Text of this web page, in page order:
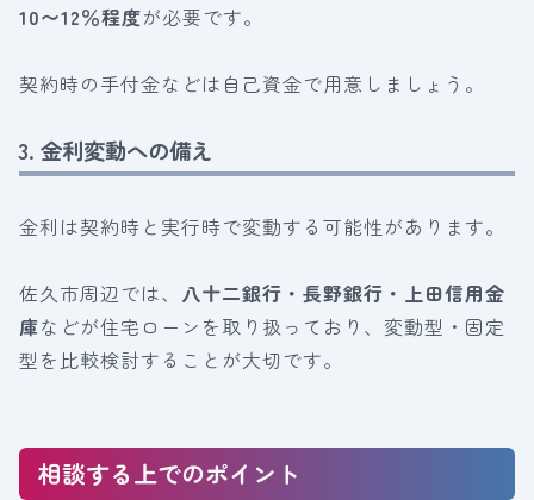
10〜12％程度が必要です。
契約時の手付金などは自己資金で用意しましょう。
3. 金利変動への備え
金利は契約時と実行時で変動する可能性があります。
佐久市周辺では、 八十二銀行・長野銀行・上田信用金
庫などが住宅ローンを取り扱っており、変動型・固定
型を比較検討することが大切です。
相談する上でのポイント